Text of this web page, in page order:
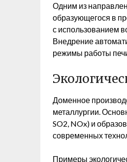
Одним из
образующегося в
с использованием
Внедрение
режимы работы печи
Доменное
металлургии.
SO2, NOx) и
современных
Примеры